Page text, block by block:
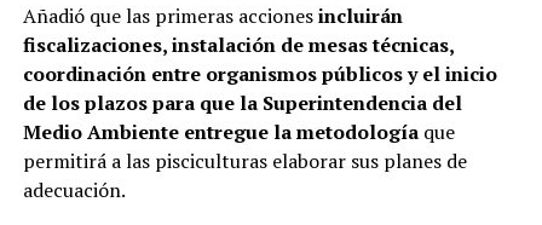
Añadió que las primeras accionesincluirán
fiscalizaciones, instalación de mesas técnicas,
coordinación entre organismos públicos y el inicio
de los plazos para que la Superintendencia del
Medio Ambiente entregue la metodología que
permitirá a las pisciculturas elaborar sus planes de
adecuación.